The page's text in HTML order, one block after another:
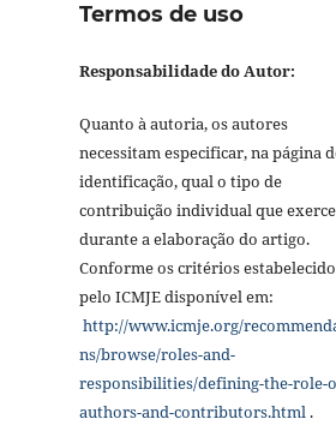
Termos de uso
Responsabilidade do Autor:
Quanto à autoria, os autores
necessitam especificar, na página
identificação, qual o tipo de
contribuição individual que
durante a elaboração do artigo.
Conforme os critérios
pelo ICMJE disponível em:
http://www.icmje.org/
ns/browse/roles-and-
responsibilities/defining-the-role-
authors-and-contributors.html .